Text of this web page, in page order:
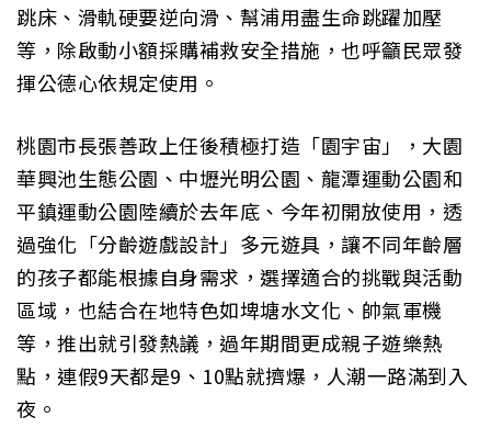
跳床、滑軌硬要逆向滑、幫浦用盡生命跳躍加壓
等，除啟動小額採購補救安全措施，也呼籲民眾發
揮公德心依規定使用。
桃園市長張善政上任後積極打造「園宇宙」，大園
華興池生態公園、中壢光明公園、龍潭運動公園和
平鎮運動公園陸續於去年底、今年初開放使用，透
過強化「分齡遊戲設計」多元遊具，讓不同年齡層
的孩子都能根據自身需求，選擇適合的挑戰與活動
區域，也結合在地特色如埤塘水文化、帥氣軍機
等，推出就引發熱議，過年期間更成親子遊樂熱
點，連假9天都是9、10點就擠爆，人潮一路滿到入
夜。